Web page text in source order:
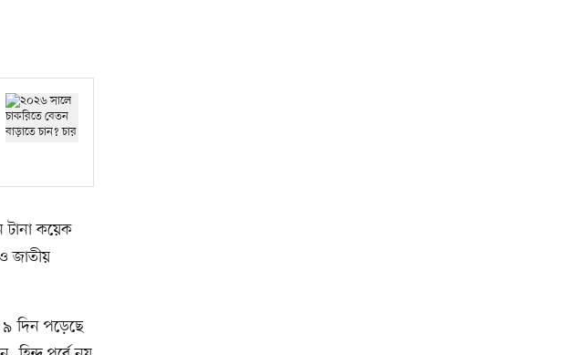
টানা কয়েক
জাতীয়
৯ দিন পড়েছে